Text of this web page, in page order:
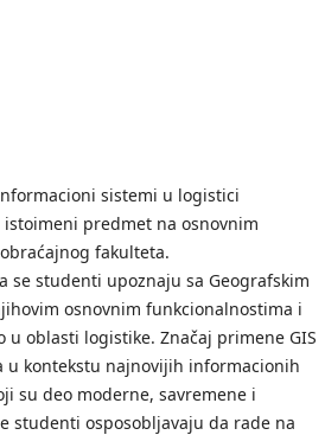
sistemi u logistici
predmet na osnovnim
fakulteta.
se studenti upoznaju sa Geografskim
osnovnim funkcionalnostima i
oblasti logistike. Značaj primene GIS
u kontekstu najnovijih informacionih
su deo moderne, savremene i
studenti osposobljavaju da rade na